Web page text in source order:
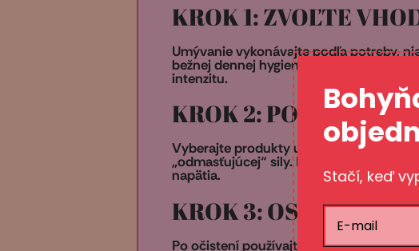
KROK 1: ZVOĽTE
Umývanie vykonávajte podľa potreby,
bežnej dennej hygiene. Vo väčšine
intenzitu.
KROK 2: POUŽÍVAJTE
Vyberajte produkty určené na intímnu
„odmasťujúcej“ sily. Pri každom novom
napätia.
KROK 3: OSUŠTE
Po očistení používajte mäkké, čisté
Stačí, keď